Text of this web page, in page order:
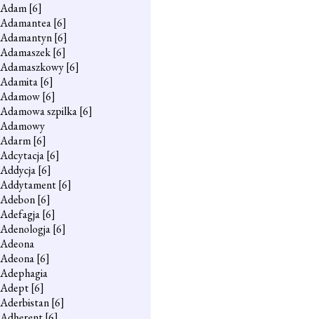
Adam[6]
Adamantea[6]
Adamantyn[6]
Adamaszek[6]
Adamaszkowy[6]
Adamita[6]
Adamow[6]
Adamowa szpilka[6]
Adamowy
Adarm[6]
Adcytacja[6]
Addycja[6]
Addytament[6]
Adebon[6]
Adefagja[6]
Adenologja[6]
Adeona
Adeona[6]
Adephagia
Adept[6]
Aderbistan[6]